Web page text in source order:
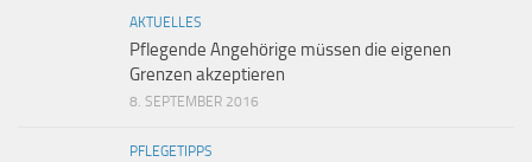
AKTUELLES
Pflegende Angehörige müssen die eigenen
Grenzen akzeptieren
8. SEPTEMBER 2016
PFLEGETIPPS